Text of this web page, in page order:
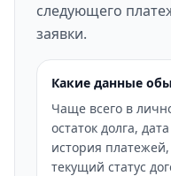
следующего
заявки.
Какие данные
Чаще всего в
остаток долга,
история
текущий статус